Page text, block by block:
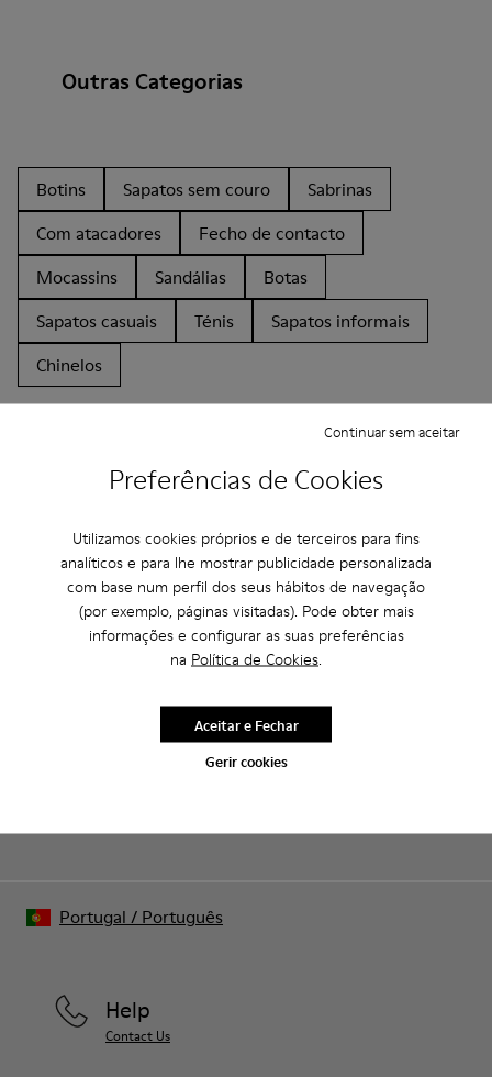
Preferências de Cookies
Utilizamos cookies próprios e de terceiros para fins
analíticos e para lhe mostrar publicidade personalizada
com base num perfil dos seus hábitos de navegação
(por exemplo, páginas visitadas). Pode obter mais
informações e configurar as suas preferências
na Política de Cookies.
Gerir cookies
Continuar sem aceitar
Aceitar e Fechar
Outras Categorias
Botins Sapatos sem couro
Sabrinas
Com atacadores
Fecho de contacto
Mocassins
Sandálias
Botas
Sapatos casuais
Ténis
Sapatos informais
Chinelos
CRIANÇAS SAPATOS BLACK FRIDAY WOMEN 20 SAPATOS
Saldos: Obtém um desconto extra de
vantagens como descontos exclusivos, acesso antecipado e
Help
Contact Us
Portugal / Português